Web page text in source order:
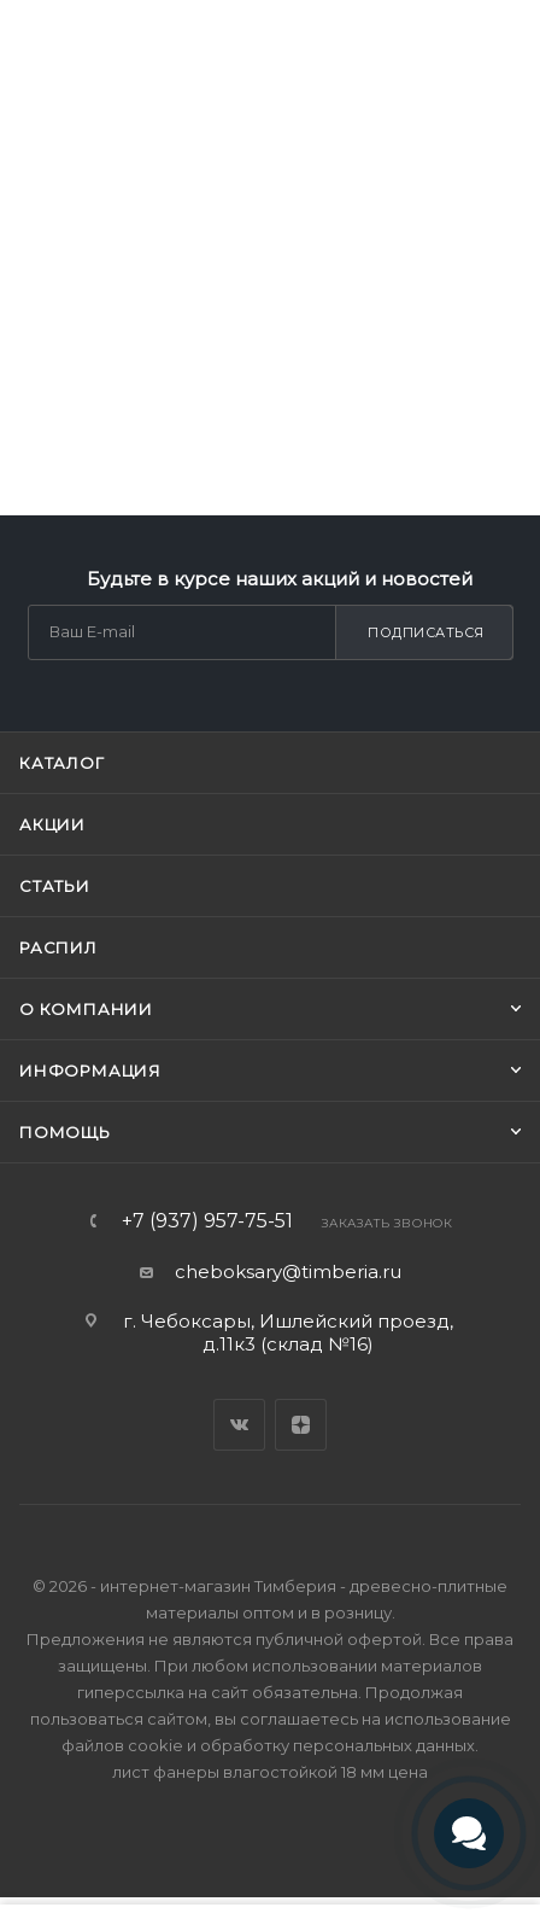
Будьте в курсе наших акций и новостей
ПОДПИСАТЬСЯ
КАТАЛОГ
АКЦИИ
СТАТЬИ
РАСПИЛ
О КОМПАНИИ
ИНФОРМАЦИЯ
ПОМОЩЬ
+7 (937) 957-75-51 ЗАКАЗАТЬ ЗВОНОК
cheboksary@timberia.ru
г. Чебоксары, Ишлейский проезд,
д.11к3 (склад №16)
© 2026 - интернет-магазин Тимберия - древесно-плитные
материалы оптом и в розницу.
Предложения не являются публичной офертой. Все права
защищены. При любом использовании материалов
гиперссылка на сайт обязательна. Продолжая
пользоваться сайтом, вы соглашаетесь на использование
файлов cookie и обработку персональных данных
лист фанеры влагостойкой 18 мм цена